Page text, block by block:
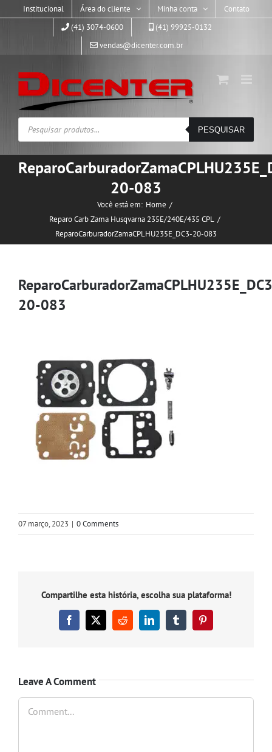
Institucional Área do cliente Minha conta
Contato
(41) 3074-0600
(41) 99925-0132
vendas@dicenter.com.br
Pesquisar
produtos
PESQUISAR
20-083
Você está em: Home
Reparo Carb Zama Husqvarna 235E/240E/435 CPL
ReparoCarburadorZamaCPLHU235E_DC3-20-083
20-083
07 março, 2023 | 0 Comments
Compartilhe esta história, escolha sua plataforma!
Facebook
X RedditLinkedInTumblrPinterest
Leave A Comment